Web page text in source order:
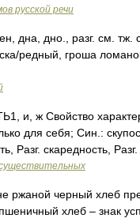
русской речи
дна, дно., разг. см. тж.
редный, гроша
и, ж Свойство
для себя; Син.:
Разг. скаредность,
существительных
черный хлеб
хлеб – знак